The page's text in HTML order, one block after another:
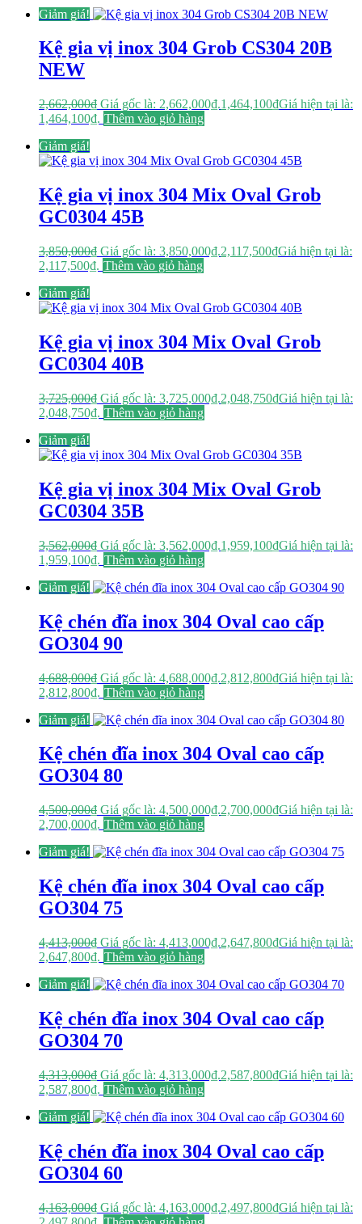
Giảm giá!
Kệ gia vị inox 304 Grob CS304 20B
NEW
2,662,000₫ Giá gốc là: 2,662,000₫.1,464,100₫Giá hiện tại là:
1,464,100₫. Thêm vào giỏ hàng
Giảm giá!
Kệ gia vị inox 304 Mix Oval Grob
GC0304 45B
3,850,000₫ Giá gốc là: 3,850,000₫.2,117,500₫Giá hiện tại là:
2,117,500₫. Thêm vào giỏ hàng
Giảm giá!
Kệ gia vị inox 304 Mix Oval Grob
GC0304 40B
3,725,000₫ Giá gốc là: 3,725,000₫.2,048,750₫Giá hiện tại là:
2,048,750₫. Thêm vào giỏ hàng
Giảm giá!
Kệ gia vị inox 304 Mix Oval Grob
GC0304 35B
3,562,000₫ Giá gốc là: 3,562,000₫.1,959,100₫Giá hiện tại là:
1,959,100₫. Thêm vào giỏ hàng
Giảm giá!
Kệ chén đĩa inox 304 Oval cao cấp
GO304 90
4,688,000₫ Giá gốc là: 4,688,000₫.2,812,800₫Giá hiện tại là:
2,812,800₫. Thêm vào giỏ hàng
Giảm giá!
Kệ chén đĩa inox 304 Oval cao cấp
GO304 80
4,500,000₫ Giá gốc là: 4,500,000₫.2,700,000₫Giá hiện tại là:
2,700,000₫. Thêm vào giỏ hàng
Giảm giá!
Kệ chén đĩa inox 304 Oval cao cấp
GO304 75
4,413,000₫ Giá gốc là: 4,413,000₫.2,647,800₫Giá hiện tại là:
2,647,800₫. Thêm vào giỏ hàng
Giảm giá!
Kệ chén đĩa inox 304 Oval cao cấp
GO304 70
4,313,000₫ Giá gốc là: 4,313,000₫.2,587,800₫Giá hiện tại là:
2,587,800₫. Thêm vào giỏ hàng
Giảm giá!
Kệ chén đĩa inox 304 Oval cao cấp
GO304 60
4,163,000₫ Giá gốc là: 4,163,000₫.2,497,800₫Giá hiện tại là: